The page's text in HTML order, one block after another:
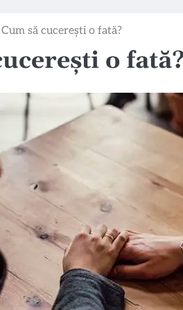
Cum să cucerești o fată?
o